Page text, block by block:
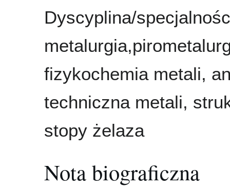
Dyscyplina/
fizykochemia metali,
techniczna metali,
stopy żelaza
Nota biograficzna